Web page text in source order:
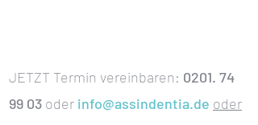
JETZT Termin vereinbaren: 0201. 74
99 03 oder info@assindentia.de oder